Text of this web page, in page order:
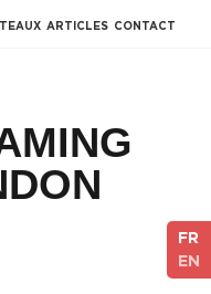
ARTICLES CONTACT
FR
EN